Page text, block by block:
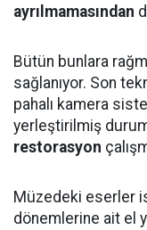
ayrılmamasından
Bütün bunlara
sağlanıyor. Son
pahalı kamera
yerleştirilmiş
restorasyon
Müzedeki eserler
dönemlerine ait el